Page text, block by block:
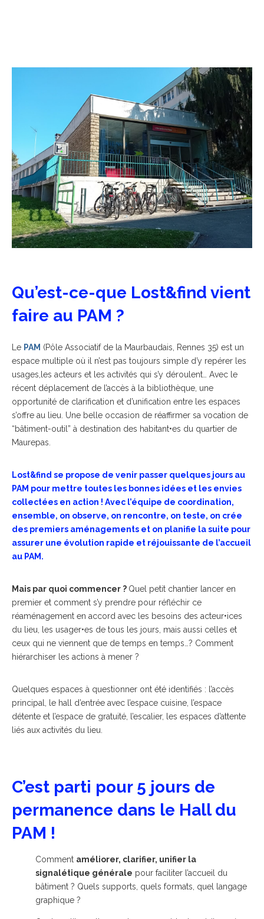
Qu’est-ce-que Lost&find vient
faire au PAM ?
Le PAM (Pôle Associatif de la Maurbaudais, Rennes 35) est un
espace multiple où il n’est pas toujours simple d’y repérer les
usages,les acteurs et les activités qui s’y déroulent… Avec le
récent déplacement de l’accès à la bibliothèque, une
opportunité de clarification et d’unification entre les espaces
s’offre au lieu. Une belle occasion de réaffirmer sa vocation de
“bâtiment-outil” à destination des habitant•es du quartier de
Maurepas.
Lost&find se propose de venir passer quelques jours au
PAM pour mettre toutes les bonnes idées et les envies
collectées en action ! Avec l’équipe de coordination,
ensemble, on observe, on rencontre, on teste, on crée
des premiers aménagements et on planifie la suite pour
assurer une évolution rapide et réjouissante de l’accueil
au PAM.
Mais par quoi commencer ? Quel petit chantier lancer en
premier et comment s’y prendre pour réfléchir ce
réaménagement en accord avec les besoins des acteur•ices
du lieu, les usager•es de tous les jours, mais aussi celles et
ceux qui ne viennent que de temps en temps…? Comment
hiérarchiser les actions à mener ?
Quelques espaces à questionner ont été identifiés : l’accès
principal, le hall d’entrée avec l’espace cuisine, l’espace
détente et l’espace de gratuité, l’escalier, les espaces d’attente
liés aux activités du lieu.
C’est parti pour 5 jours de
permanence dans le Hall du
PAM !
Comment améliorer, clarifier, unifier la
signalétique générale pour faciliter l’accueil du
bâtiment ? Quels supports, quels formats, quel langage
graphique ?